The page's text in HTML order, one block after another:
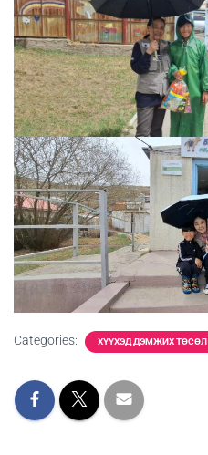
Categories: ХҮҮХЭД ДЭМЖИХ ТӨСӨЛ